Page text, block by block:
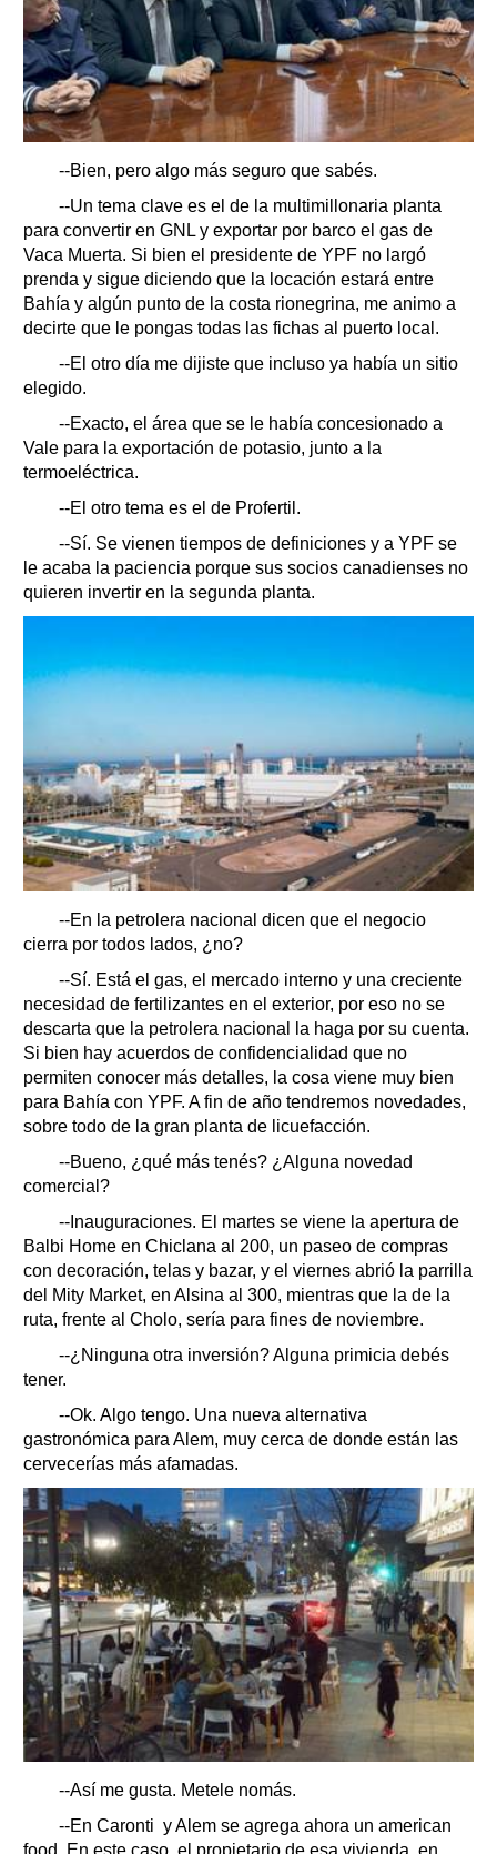
--Bien, pero algo más seguro que sabés.
--Un tema clave es el de la multimillonaria planta
para convertir en GNL y exportar por barco el gas de
Vaca Muerta. Si bien el presidente de YPF no largó
prenda y sigue diciendo que la locación estará entre
Bahía y algún punto de la costa rionegrina, me animo a
decirte que le pongas todas las fichas al puerto local.
--El otro día me dijiste que incluso ya había un sitio
elegido.
--Exacto, el área que se le había concesionado a
Vale para la exportación de potasio, junto a la
termoeléctrica.
--El otro tema es el de Profertil.
--Sí. Se vienen tiempos de definiciones y a YPF se
le acaba la paciencia porque sus socios canadienses no
quieren invertir en la segunda planta.
--En la petrolera nacional dicen que el negocio
cierra por todos lados, ¿no?
--Sí. Está el gas, el mercado interno y una creciente
necesidad de fertilizantes en el exterior, por eso no se
descarta que la petrolera nacional la haga por su cuenta.
Si bien hay acuerdos de confidencialidad que no
permiten conocer más detalles, la cosa viene muy bien
para Bahía con YPF. A fin de año tendremos novedades,
sobre todo de la gran planta de licuefacción.
--Bueno, ¿qué más tenés? ¿Alguna novedad
comercial?
--Inauguraciones. El martes se viene la apertura de
Balbi Home en Chiclana al 200, un paseo de compras
con decoración, telas y bazar, y el viernes abrió la parrilla
del Mity Market, en Alsina al 300, mientras que la de la
ruta, frente al Cholo, sería para fines de noviembre.
--¿Ninguna otra inversión? Alguna primicia debés
tener.
--Ok. Algo tengo. Una nueva alternativa
gastronómica para Alem, muy cerca de donde están las
cervecerías más afamadas.
--Así me gusta. Metele nomás.
--En Caronti y Alem se agrega ahora un american